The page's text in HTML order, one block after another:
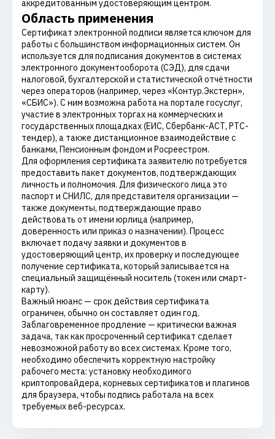
аккредитованным удостоверяющим центром.
Область применения
Сертификат электронной подписи является ключом для
работы с большинством информационных систем. Он
используется для подписания документов в системах
электронного документооборота (СЭД), для сдачи
налоговой, бухгалтерской и статистической отчётности
через операторов (например, через «Контур.Экстерн»,
«СБИС»). С ним возможна работа на портале госуслуг,
участие в электронных торгах на коммерческих и
государственных площадках (ЕИС, Сбербанк-АСТ, РТС-
тендер), а также дистанционное взаимодействие с
банками, Пенсионным фондом и Росреестром.
Для оформления сертификата заявителю потребуется
предоставить пакет документов, подтверждающих
личность и полномочия. Для физического лица это
паспорт и СНИЛС, для представителя организации —
также документы, подтверждающие право
действовать от имени юрлица (например,
доверенность или приказ о назначении). Процесс
включает подачу заявки и документов в
удостоверяющий центр, их проверку и последующее
получение сертификата, который записывается на
специальный защищённый носитель (токен или смарт-
карту).
Важный нюанс — срок действия сертификата
ограничен, обычно он составляет один год.
Заблаговременное продление — критически важная
задача, так как просроченный сертификат сделает
невозможной работу во всех системах. Кроме того,
необходимо обеспечить корректную настройку
рабочего места: установку необходимого
криптопровайдера, корневых сертификатов и плагинов
для браузера, чтобы подпись работала на всех
требуемых веб-ресурсах.